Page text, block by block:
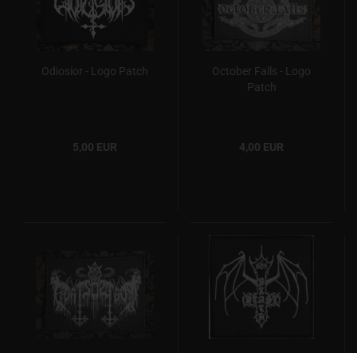
Odiosior - Logo Patch
5,00 EUR
October Falls - Logo
Patch
4,00 EUR